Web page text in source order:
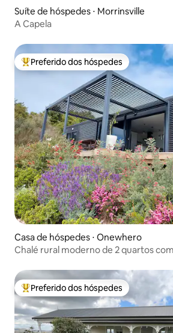
Suíte de hóspedes ⋅ Morrinsville
A Capela
Entre os melhores preferidos dos
Preferido dos hóspedes
Casa de hóspedes ⋅ Onewhero
Chalé rural moderno de 2 quartos
Entre os melhores preferidos dos
Preferido dos hóspedes